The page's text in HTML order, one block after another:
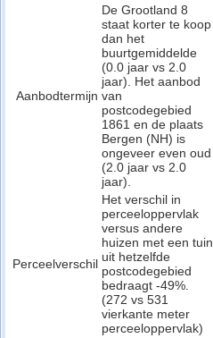
Aanbodtermijn
De Grootland 8
staat korter te koop
dan het
buurtgemiddelde
(0.0 jaar vs 2.0
jaar). Het aanbod
van
postcodegebied
1861 en de plaats
Bergen (NH) is
ongeveer even oud
(2.0 jaar vs 2.0
jaar).
Perceelverschil
Het verschil in
perceeloppervlak
versus andere
huizen met een tuin
uit hetzelfde
postcodegebied
bedraagt -49%.
(272 vs 531
vierkante meter
perceeloppervlak)